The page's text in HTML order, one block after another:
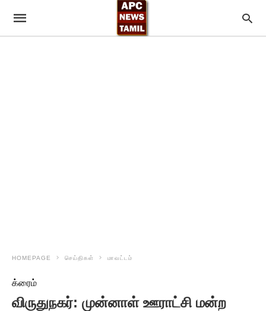
HOMEPAGE செய்திகள் மாவட்டம்
க்ரைம்
விருதுநகர்: முன்னாள் ஊராட்சி மன்ற